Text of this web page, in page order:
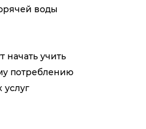
воды
начать учить
потреблению
услуг